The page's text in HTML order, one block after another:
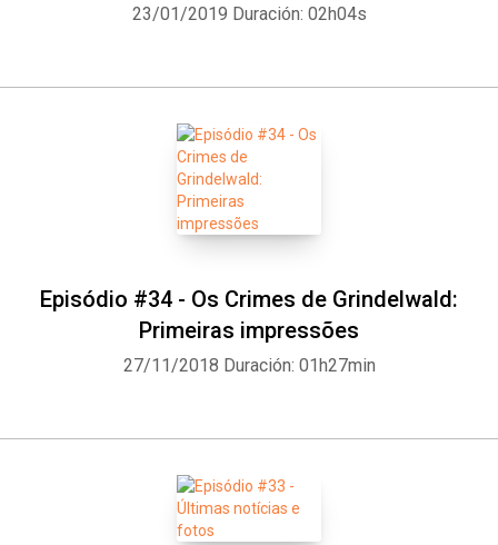
23/01/2019 Duración: 02h04s
Episódio #34 - Os Crimes de Grindelwald:
Primeiras impressões
27/11/2018 Duración: 01h27min